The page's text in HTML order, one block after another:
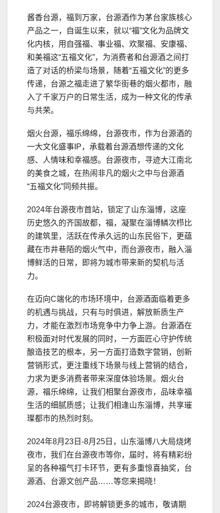
酱香台源，福到万家，台源酒作为茅台家族核心
产品之一，自诞生以来，就以“福”文化为品牌文
化内核，用自强福、事业福、欢聚福、安康福、
和美福这“五福文化”，为消费者和台源酒之间打
造了对话的桥梁与场景，随着“五福文化”的更多
传递，台源之福走进了繁华街巷的烟火都市，融
入了千家万户的日常生活，成为一种文化的传承
与共荣。
烟火台源，福乐绵绵，台源夜市，作为台源酒的
一大文化盛事IP，承载着台源酒想传递的文化
感、人情味和幸福感。台源夜市，寻迹大江南北
的美食之城，在热闹非凡的烟火之中与台源酒
“五福文化”同频共振。
2024年台源夜市首站，锁定了山东淄博，这座
历史悠久的齐国故都，福，凝聚在淄博鳞次栉比
的建筑里，活跃在传承久远的山东民俗下，更蕴
藏在市井巷陌的烟火气中，而台源夜市，融入淄
博鲜活的日常，即将为城市带来新的契机与活
力。
在迈向C端化的市场环境中，台源酒面临着更多
的机遇与挑战，只有与时俱进，解放新质生产
力，才能在激烈市场竞争中力争上游。台源酒在
积极面对时代发展的同时，一方面匠心守护传统
酿造技艺的根本，另一方面打造数字营销，创新
营销形式，更注重线下场景与线上营销的结合，
力求为更多消费者带来深度体验场景。烟火台
源，福乐绵绵，让我们相聚台源夜市，品味幸福
生活的细腻质感；让我们相逢山东淄博，共享璀
璨都市的热烈时刻。
2024年8月23日-8月25日，山东淄博八大局烧烤
夜市，我们在台源夜市等你，届时，将有精彩纷
呈的各种福气打卡环节，更有多重惊喜抽奖，台
源酒、台源文创产品……等您来揭晓！
2024台源夜市，即将解锁更多的城市，敬请期